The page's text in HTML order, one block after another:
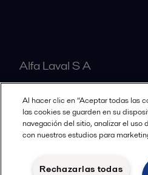
Alfa Laval S A
Nuestras oficinas
Política de
Al hacer clic en “Aceptar todas las
las cookies se guarden en su
navegación del sitio, analizar el uso
con nuestros estudios para
Rechazarlas todas